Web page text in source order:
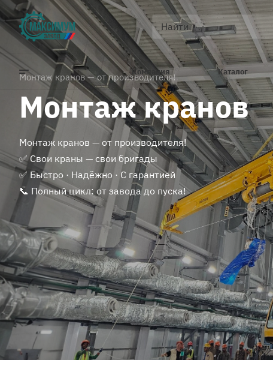
Компания Каталог
Монтаж кранов — от производителя!
Монтаж кранов
Монтаж кранов — от производителя!
✅ Свои краны — свои бригады
✅ Быстро · Надёжно · С гарантией
📞 Полный цикл: от завода до пуска!